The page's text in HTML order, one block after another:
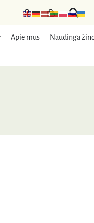
Apie mus
Naudinga